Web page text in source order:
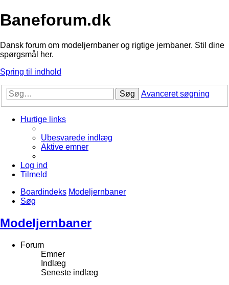
Baneforum.dk
Dansk forum om modeljernbaner og rigtige jernbaner. Stil dine
spørgsmål her.
Spring til indhold
Søg Avanceret søgning
Hurtige links
Ubesvarede indlæg
Aktive emner
Log ind
Tilmeld
Boardindeks Modeljernbaner
Søg
Modeljernbaner
Forum
Emner
Indlæg
Seneste indlæg